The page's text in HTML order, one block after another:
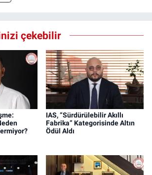
çekebilir
IAS, “Sürdürülebilir Akıllı
Fabrika” Kategorisinde Altın
Ödül Aldı